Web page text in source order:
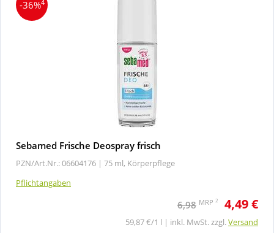
-36%4
Sebamed Frische Deospray frisch
PZN/Art.Nr.: 06604176 | 75 ml, Körperpflege
Pflichtangaben
6,98 MRP 2 4,49 €
59,87 €/1 l | inkl. MwSt. zzgl.Versand